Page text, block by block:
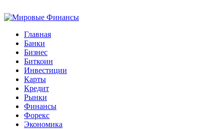
Главная
Банки
Бизнес
Биткоин
Инвестиции
Карты
Кредит
Рынки
Финансы
Форекс
Экономика